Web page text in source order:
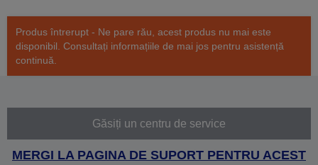
Produs întrerupt - Ne pare rău, acest produs nu mai este
disponibil. Consultați informațiile de mai jos pentru asistență
continuă.
Găsiți un centru de service
MERGI LA PAGINA DE SUPORT PENTRU ACEST